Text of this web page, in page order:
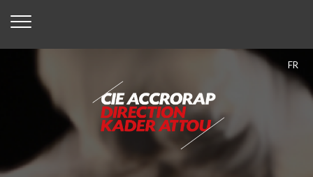
FR